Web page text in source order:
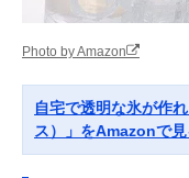
Photo by Amazon
自宅で透明な氷が作
ス）」をAmazonで見